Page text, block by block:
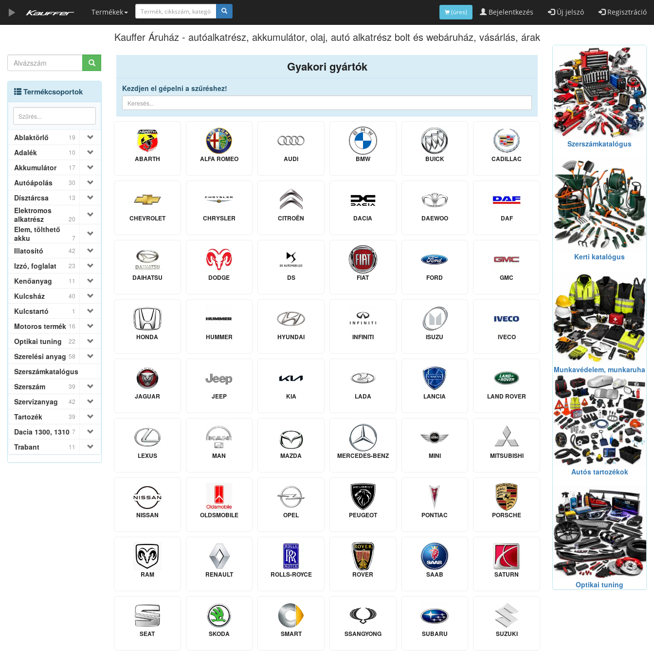
Termékek Bejelentkezés Új jelszó Regisztráció
(üres)
Kosár
Kauffer Áruház - autóalkatrész, akkumulátor, olaj, autó alkatrész bolt és webáruház, vásárlás, árak
Termékcsoportok
Ablaktörlő 19
Adalék 10
Akkumulátor 17
Autóápolás 30
Dísztárcsa 13
Elektromos
alkatrész
20
Elem, tölthető
akku
7
Illatosító 42
Izzó, foglalat 23
Kenőanyag 11
Kulcsház 40
Kulcstartó 1
Motoros termék 16
Optikai tuning 22
Szerelési anyag 58
Szerszámkatalógus
Szerszám
39
Szervizanyag 42
Tartozék 39
Dacia 1300, 1310 7
Trabant 11
Gyakori gyártók
Kezdjen el gépelni a szűréshez!
ABARTH ALFA ROMEO AUDI BMW BUICK CADILLAC
CHEVROLET CHRYSLER CITROËN DACIA DAEWOO DAF
DAIHATSU DODGE DS FIAT FORD GMC
HONDA HUMMER HYUNDAI INFINITI ISUZU IVECO
JAGUAR JEEP KIA LADA LANCIA LAND ROVER
LEXUS MAN MAZDA MERCEDES-BENZ MINI MITSUBISHI
NISSAN OLDSMOBILE OPEL PEUGEOT PONTIAC PORSCHE
RAM RENAULT ROLLS-ROYCE ROVER SAAB SATURN
SEAT SKODA SMART SSANGYONG SUBARU SUZUKI
Szerszámkatalógus
Kerti katalógus
Munkavédelem, munkaruha
Autós tartozékok
Optikai tuning